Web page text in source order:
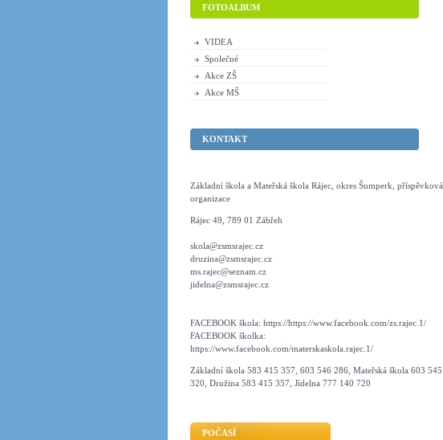
FOTOALBUM
VIDEA
Společné
Akce ZŠ
Akce MŠ
KONTAKT
Základní škola a Mateřská škola Rájec, okres Šumperk, příspěvková
organizace
Rájec 49, 789 01 Zábřeh
skola@zsmsrajec.cz
druzina@zsmsrajec.cz
ms.rajec@seznam.cz
jidelna@zsmsrajec.cz
FACEBOOK škola: https://https://www.facebook.com/zs.rajec.1/
FACEBOOK školka:
https://www.facebook.com/materskaskola.rajec.1/
Základní škola 583 415 357, 603 546 286, Mateřská škola 603 545
320, Družina 583 415 357, Jídelna 777 140 720
POČASÍ